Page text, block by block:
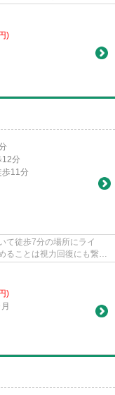
)
12分
歩11分
て徒歩7分の場所にライ
ることは視力回復にも繋が
)